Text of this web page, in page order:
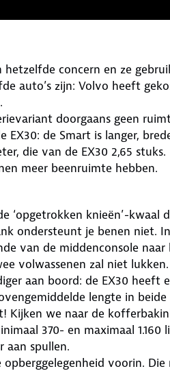
concern en ze
auto’s zijn: Volvo heeft
doorgaans geen
de Smart is langer,
die van de EX30 2,65
meer beenruimte hebben.
‘opgetrokken knieën’-kwaal
ondersteunt je benen niet.
van de middenconsole
volwassenen zal niet lukken.
aan boord: de EX30 heeft
lengte in
Kijken we naar de
370- en maximaal 1.160
aan spullen.
voorin.